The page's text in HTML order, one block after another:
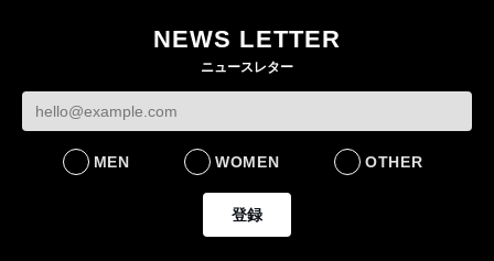
NEWS LETTER
ニュースレター
MEN WOMEN OTHER
登録